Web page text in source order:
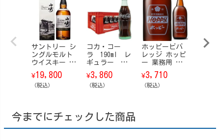
サントリー シ
ングルモルト
ウイスキー 山
崎 Story of t
he Distillery
（ストーリ
25 EDITION 70
¥19,800
（税込）
コカ・コー
ラ 190ml レ
ギュラー
瓶 24本/ケー
ス
¥3,860
（税込）
ホッピービバ
レッジ ホッピ
ー 業務用 瓶
360ml 20本/ケ
ース
¥3,710
（税込）
【訳
今までにチェックした商品